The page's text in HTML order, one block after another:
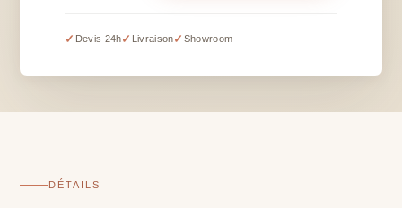
-
cm
✓ Devis 24h✓ Livraison✓ Showroom
DÉTAILS